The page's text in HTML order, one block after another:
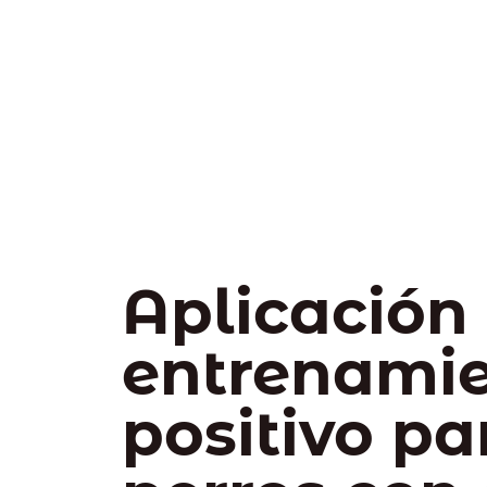
Aplicación
positivo